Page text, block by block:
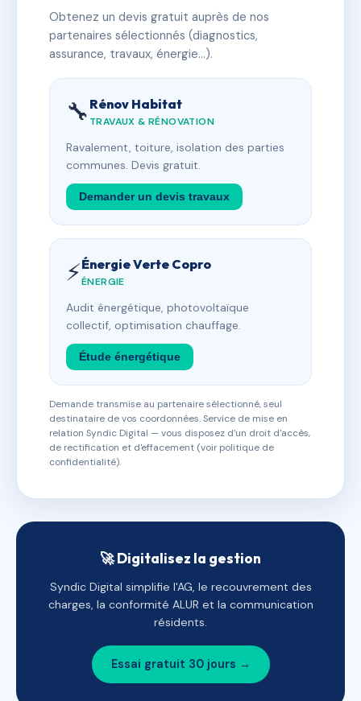
Obtenez un devis gratuit auprès de nos
partenaires sélectionnés (diagnostics,
assurance, travaux, énergie…).
🔧 Rénov Habitat
TRAVAUX & RÉNOVATION
Ravalement, toiture, isolation des parties
communes. Devis gratuit.
Demander un devis travaux
⚡Énergie Verte Copro
ÉNERGIE
Audit énergétique, photovoltaïque
collectif, optimisation chauffage.
Étude énergétique
Demande transmise au partenaire sélectionné, seul
destinataire de vos coordonnées. Service de mise en
relation Syndic Digital — vous disposez d'un droit d'accès,
de rectification et d'effacement (voir politique de
confidentialité).
🚀 Digitalisez la gestion
Syndic Digital simplifie l'AG, le recouvrement des
charges, la conformité ALUR et la communication
résidents.
Essai gratuit 30 jours →